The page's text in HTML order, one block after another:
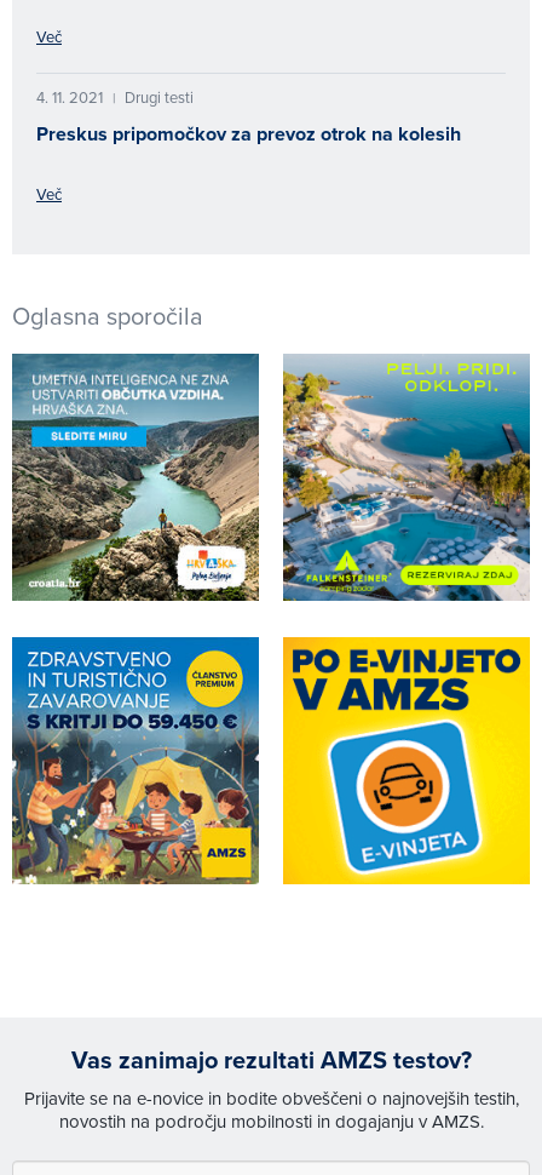
Več
4. 11. 2021 | Drugi testi
Preskus pripomočkov za prevoz otrok na kolesih
Več
Oglasna sporočila
Vas zanimajo rezultati AMZS testov?
Prijavite se na e-novice in bodite obveščeni o najnovejših testih,
novostih na področju mobilnosti in dogajanju v AMZS.